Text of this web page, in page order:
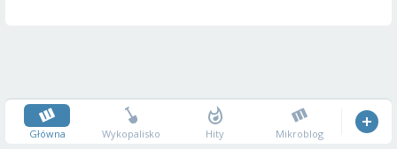
Główna Wykopalisko Hity Mikroblog